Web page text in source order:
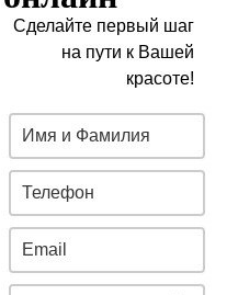
Сделайте первый шаг
на пути к Вашей
красоте!